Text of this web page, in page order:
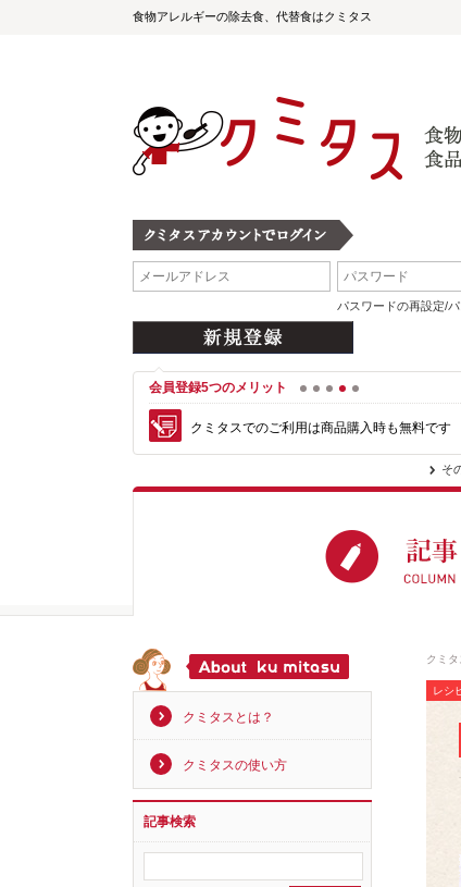
食物アレルギーの除去食、代替食はクミタス
パスワードの再設定/
会員登録5つのメリット 1 2 3 4
クミタスでのご利用は商品購入時も無料です
そ
クミ
レシ
クミタスとは？
クミタスの使い方
記事検索